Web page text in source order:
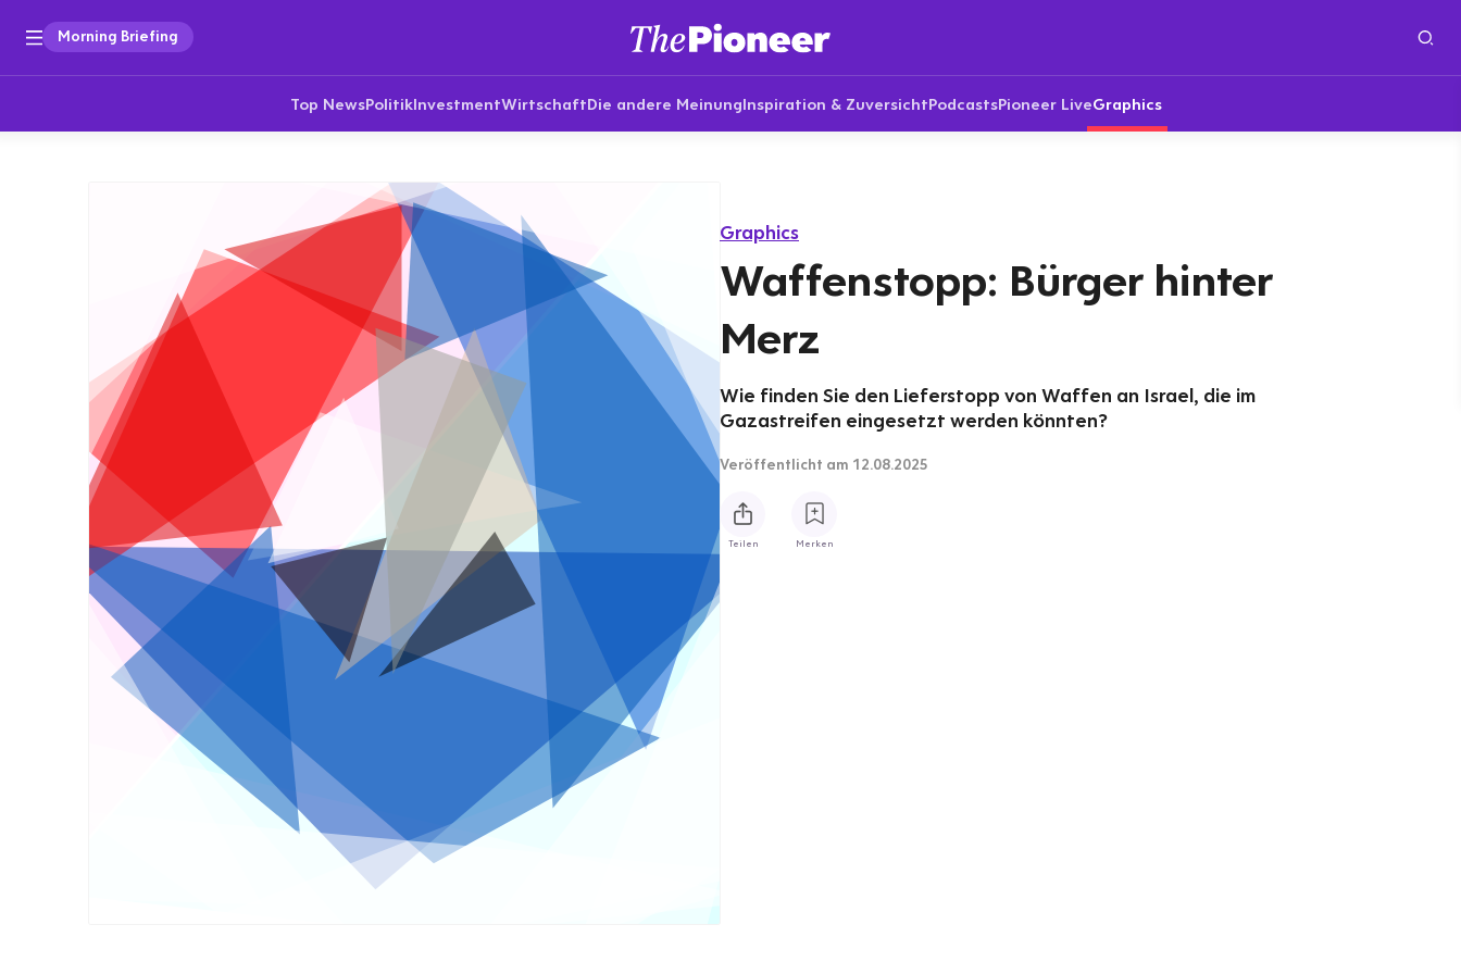
Morning Briefing
Top NewsPolitikInvestmentWirtschaftDie andere MeinungInspiration & ZuversichtPodcastsPioneer LiveGraphics
Graphics
Waffenstopp: Bürger hinter
Merz
Wie finden Sie den Lieferstopp von Waffen an Israel, die im
Gazastreifen eingesetzt werden könnten?
Veröffentlicht am 12.08.2025
Teilen Merken